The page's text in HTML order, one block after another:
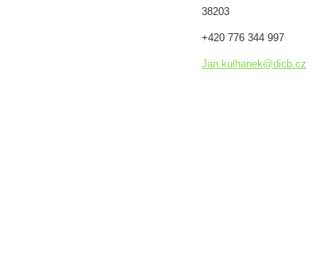
38203
+420 776 344 997
Jan.kulhanek@dic b.cz